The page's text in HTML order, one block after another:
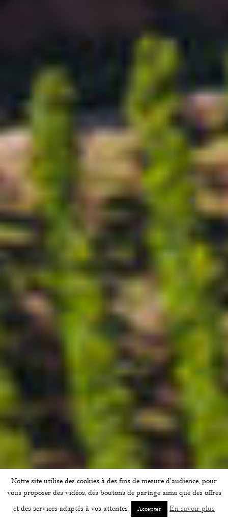
Notre site utilise des cookies à des fins de mesure d’audience, pour
vous proposer des vidéos, des boutons de partage ainsi que des offres
et des services adaptés à vos attentes.
Accepter En savoir plus